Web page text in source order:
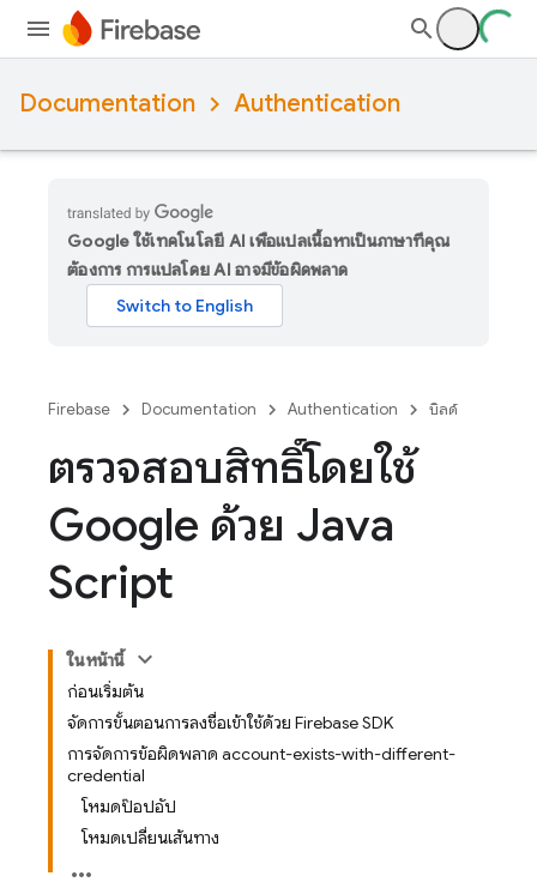
Documentation Authentication
Google ใช้เทคโนโลยี AI เพื่อแปลเนื้อหาเป็นภาษาที่คุณ
ต้องการ การแปลโดย AI อาจมีข้อผิดพลาด
Firebase Documentation Authentication บิลด์
ตรวจสอบสิทธิ์โดยใช้
Google ด้วย Java
Script
ในหน้านี้
ก่อนเริ่มต้น
จัดการขั้นตอนการลงชื่อเข้าใช้ด้วย Firebase SDK
การจัดการข้อผิดพลาด account-exists-with-different-
credential
โหมดป๊อปอัป
โหมดเปลี่ยนเส้นทาง